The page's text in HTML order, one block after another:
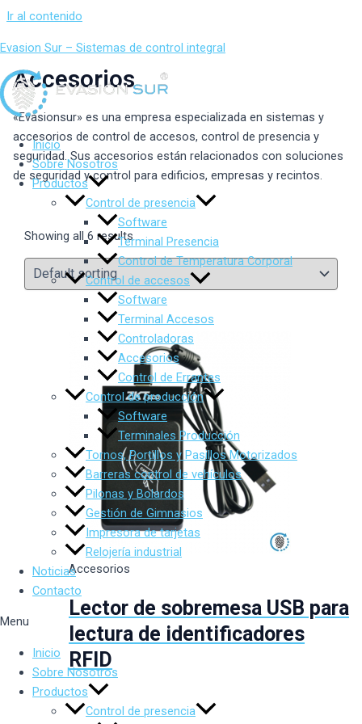
Ir al contenido
Evasion Sur – Sistemas de control integral
Inicio
Sobre Nosotros
Productos
Control de presencia
Software
Terminal Presencia
Control de Temperatura Corporal
Control de accesos
Software
Terminal Accesos
Controladoras
Accesorios
Control de Errantes
Control de producción
Software
Terminales Producción
Tornos, Portillos y Pasillos Motorizados
Barreras control de vehículos
Pilonas y Bolardos
Gestión de Gimnasios
Impresora de tarjetas
Relojería industrial
Noticias
Contacto
Menu
Inicio
Sobre Nosotros
Productos
Control de presencia
Accesorios
«Evasionsur» es una empresa especializada en sistemas y
accesorios de control de accesos, control de presencia y
seguridad. Sus accesorios están relacionados con soluciones
de seguridad y control para edificios, empresas y recintos.
Showing all 6 results
Accesorios
Lector de sobremesa USB para
lectura de identificadores
RFID